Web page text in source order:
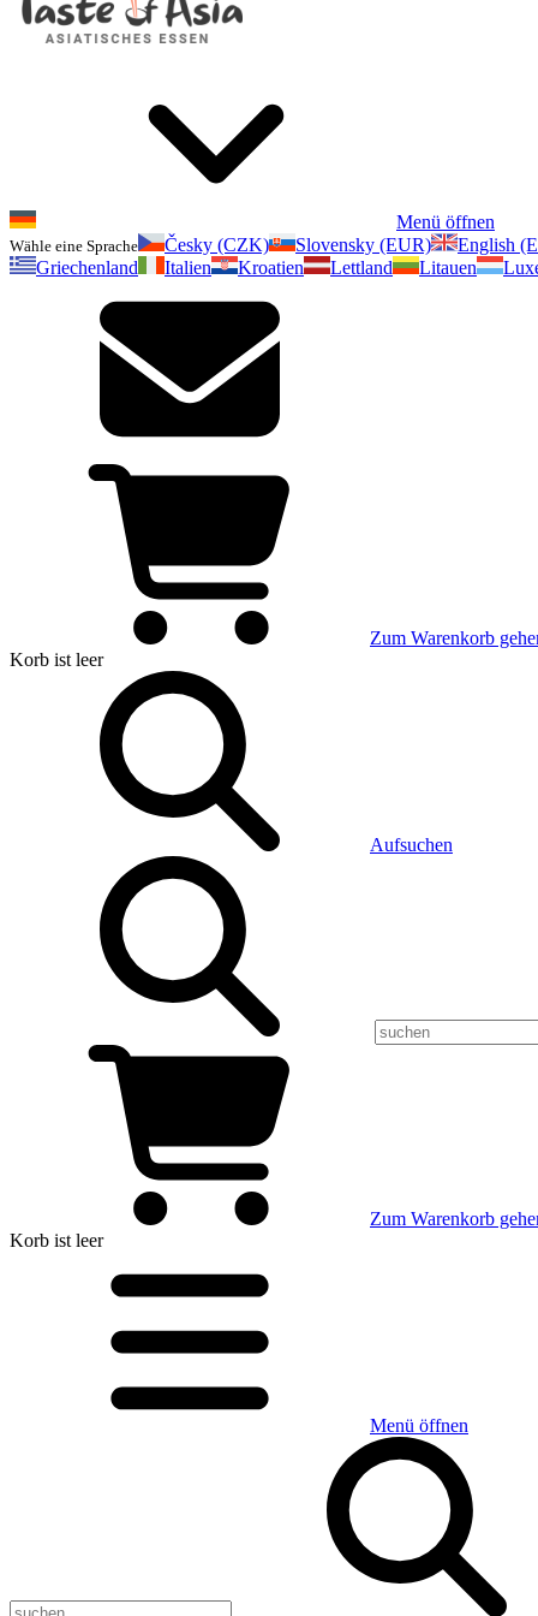
Menü öffnen
Wähle eine Sprache Česky (CZK) Slovensky (EUR)
English
Griechenland
Italien Kroatien Lettland Litauen
Zum Warenkorb
Korb ist leer
Aufsuchen
Zum Warenkorb
Korb ist leer
Menü öffnen